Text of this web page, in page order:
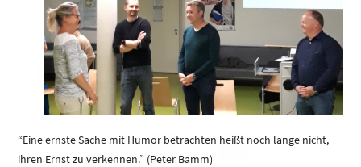
“Eine ernste Sache mit Humor betrachten heißt noch lange nicht,
ihren Ernst zu verkennen.” (Peter Bamm)